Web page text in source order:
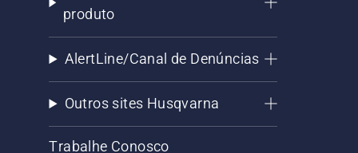
produto
AlertLine/Canal de Denúncias
Outros sites Husqvarna
Trabalhe Conosco